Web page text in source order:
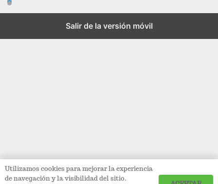
Salir de la versión móvil
Utilizamos cookies para mejorar la experiencia
de navegación y la visibilidad del sitio.